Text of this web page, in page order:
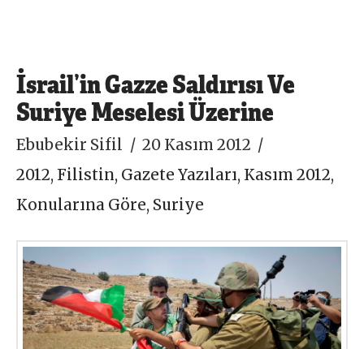
İsrail’in Gazze Saldırısı Ve
Suriye Meselesi Üzerine
Ebubekir Sifil
20 Kasım 2012
2012,Filistin, Gazete Yazıları, Kasım 2012,
Konularına Göre, Suriye